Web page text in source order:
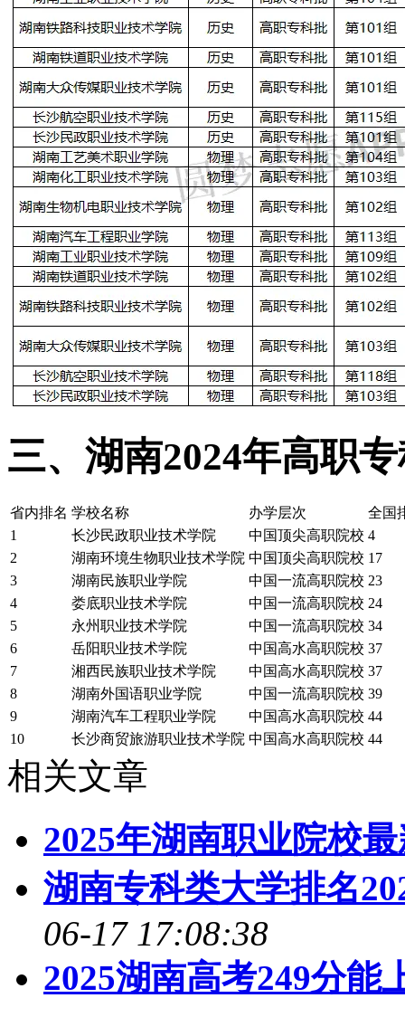
三、湖南2024年高职
省内排名 学校名称 办学层次
全国
1
长沙民政职业技术学院 中国顶尖高职院校 4
2
湖南环境生物职业技术学院 中国顶尖高职院校 17
3
湖南民族职业学院 中国一流高职院校 23
4
娄底职业技术学院 中国一流高职院校 24
5
永州职业技术学院 中国一流高职院校 34
6
岳阳职业技术学院 中国高水高职院校 37
7
湘西民族职业技术学院 中国高水高职院校 37
8
湖南外国语职业学院 中国一流高职院校 39
9
湖南汽车工程职业学院 中国高水高职院校 44
10
长沙商贸旅游职业技术学院 中国高水高职院校 44
相关文章
2025年湖南职业院校
湖南专科类大学排名
06-17 17:08:38
2025湖南高考249分能